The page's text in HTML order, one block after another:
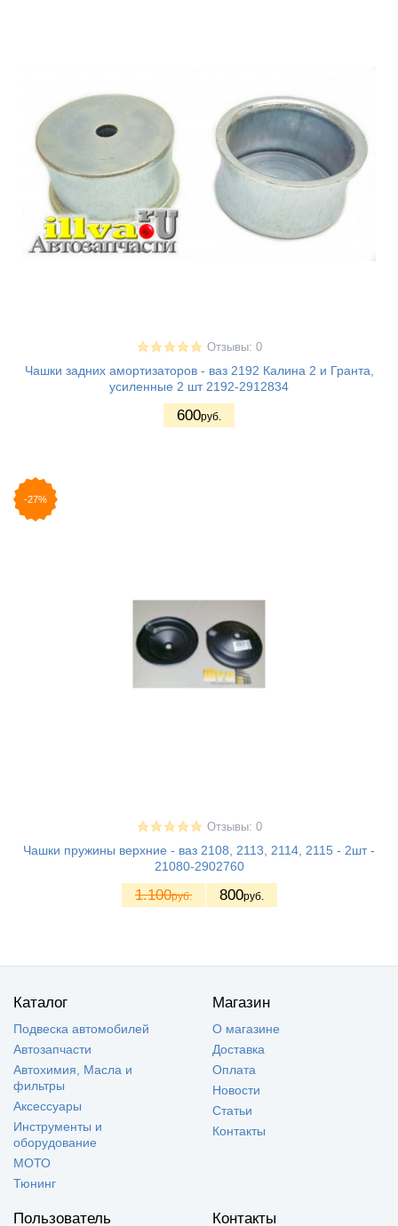
Отзывы: 0
Чашки задних амортизаторов - ваз 2192 Калина 2 и Гранта,
усиленные 2 шт 2192-2912834
600руб.
-27%
Отзывы: 0
Чашки пружины верхние - ваз 2108, 2113, 2114, 2115 - 2шт -
21080-2902760
1.100руб. 800руб.
Каталог
Подвеска автомобилей
Автозапчасти
Автохимия, Масла и
фильтры
Аксессуары
Инструменты и
оборудование
МОТО
Тюнинг
Магазин
О магазине
Доставка
Оплата
Новости
Статьи
Контакты
Пользователь Контакты